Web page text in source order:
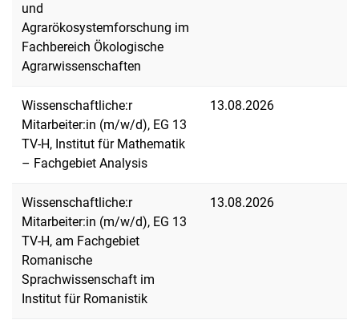
und
Agrarökosystemforschung im
Fachbereich Ökologische
Agrarwissenschaften
Wissenschaftliche:r
Mitarbeiter:in (m/w/d), EG 13
TV-H, Institut für Mathematik
– Fachgebiet Analysis
13.08.2026
Wissenschaftliche:r
Mitarbeiter:in (m/w/d), EG 13
TV-H, am Fachgebiet
Romanische
Sprachwissenschaft im
Institut für Romanistik
13.08.2026